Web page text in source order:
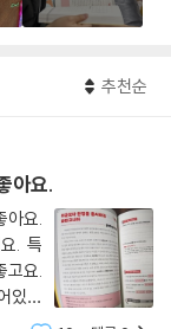
추천순
아요.
아요.
특
고요.
있는